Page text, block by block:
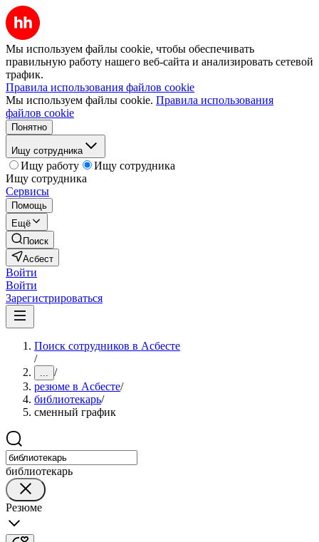
Мы используем файлы cookie, чтобы обеспечивать
правильную работу нашего веб-сайта и анализировать сетевой
трафик.
Правила использования файлов cookie
Мы используем файлы cookie. Правила использования
файлов cookie
Понятно
Ищу сотрудника
Ищу работу
Ищу сотрудника
Ищу сотрудника
Сервисы
Помощь
Ещё
Поиск
Асбест
Войти
Войти
Зарегистрироваться
Поиск сотрудников в Асбесте
/
... /
резюме в Асбесте/
библиотекарь/
сменный график
библиотекарь
Резюме